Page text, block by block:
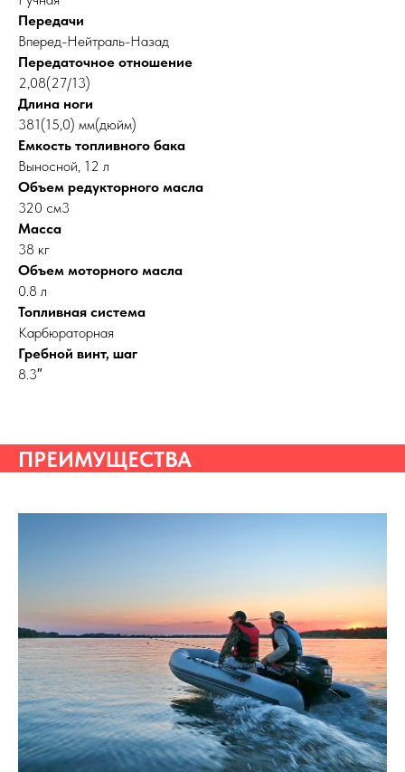
Передачи
Вперед-Нейтраль-Назад
Передаточное отношение
2,08(27/13)
Длина ноги
381(15,0) мм(дюйм)
Емкость топливного бака
Выносной, 12 л
Объем редукторного масла
320 см3
Масса
38 кг
Объем моторного масла
0.8 л
Топливная система
Карбюраторная
Гребной винт, шаг
8.3″
ПРЕИМУЩЕСТВА